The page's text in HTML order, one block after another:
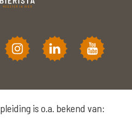
is o.a. bekend van: